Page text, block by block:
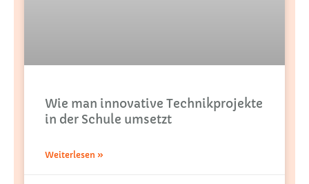
Wie man innovative Technikprojekte
in der Schule umsetzt
Weiterlesen »